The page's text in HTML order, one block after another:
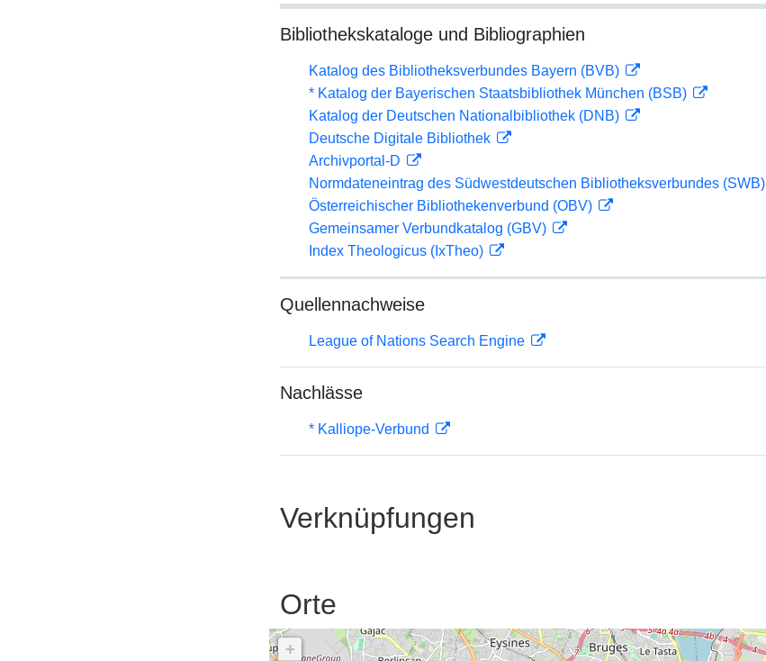
Bibliothekskataloge und Bibliographien
Katalog des Bibliotheksverbundes Bayern (BVB)
* Katalog der Bayerischen Staatsbibliothek München (BSB)
Katalog der Deutschen Nationalbibliothek (DNB)
Deutsche Digitale Bibliothek
Archivportal-D
Normdateneintrag des Südwestdeutschen Bibliotheksverbundes (SWB)
Österreichischer Bibliothekenverbund (OBV)
Gemeinsamer Verbundkatalog (GBV)
Index Theologicus (IxTheo)
Quellennachweise
League of Nations Search Engine
Nachlässe
* Kalliope-Verbund
Verknüpfungen
Orte
+